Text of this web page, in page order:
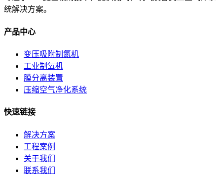
统解决方案。
产品中心
变压吸附制氮机
工业制氧机
膜分离装置
压缩空气净化系统
快速链接
解决方案
工程案例
关于我们
联系我们